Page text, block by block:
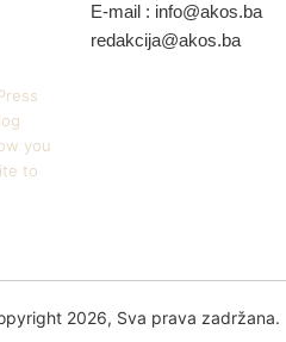
you
to
E-mail : info@akos.ba
redakcija@akos.ba
2026, Sva prava zadržana.